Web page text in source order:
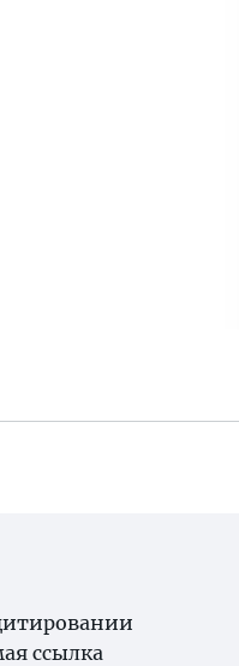
ссылка